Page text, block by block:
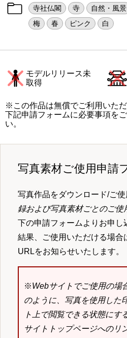
寺社仏閣 寺 自然・風景
梅
春 ピンク 白
モデルリリース未
取得
※この作品は無償でご利用いた
下記申請フォームに必要事項を
い。
写真素材ご使用申請
写真作品をダウンロード/ご
録および写真素材ごとのご使
下の申請フォームよりお申
結果、ご使用いただける場合
URLをお知らせいたします。
※Webサイトでご使用の場
のように、写真を使用した
ト上で閲覧できる状態にす
サイトトップページへのリ